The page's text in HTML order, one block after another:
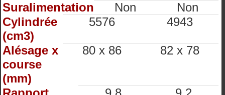
Suralimentation
Non
Non
Cylindrée
(cm3)
5576 4943
Alésage x
course
(mm)
80 x 86 82 x 78